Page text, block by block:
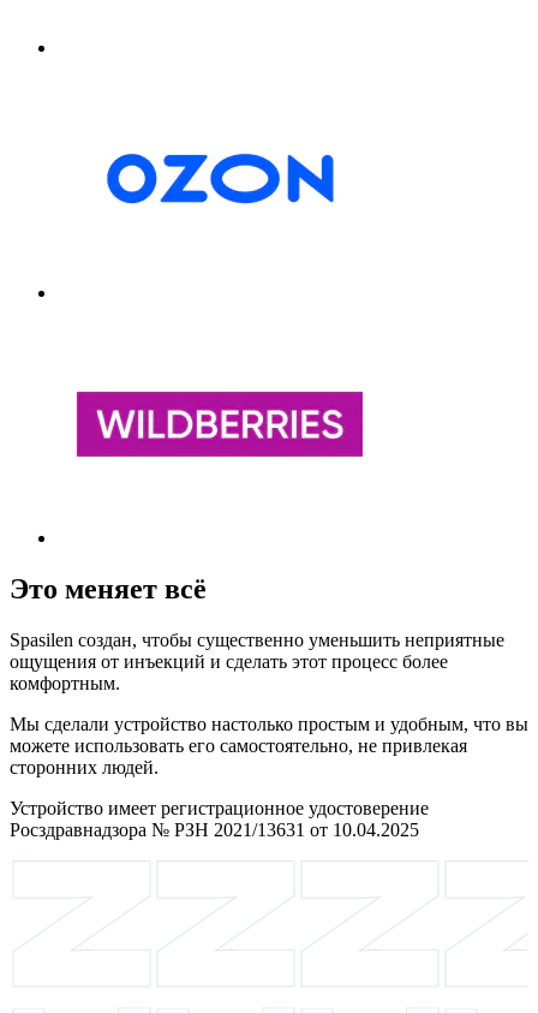
Это меняет всё
Spasilen создан, чтобы существенно уменьшить неприятные
ощущения от инъекций и сделать этот процесс более
комфортным.
Мы сделали устройство настолько простым и удобным, что вы
можете использовать его самостоятельно, не привлекая
сторонних людей.
Устройство имеет регистрационное удостоверение
Росздравнадзора № РЗН 2021/13631 от 10.04.2025